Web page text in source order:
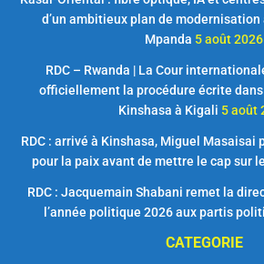
d’un ambitieux plan de modernisation
Mpanda 5 août 2026
RDC – Rwanda | La Cour
officiellement la procédure écrite
Kinshasa à Kigali 5 août
RDC : arrivé à Kinshasa, Miguel Masaisai
pour la paix avant de mettre le cap sur
RDC : Jacquemain Shabani remet la
l’année politique 2026 aux partis
CATEGORIE